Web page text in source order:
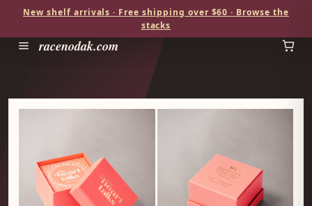
New shelf arrivals · Free shipping over $60 · Browse the
stacks
racenodak.com